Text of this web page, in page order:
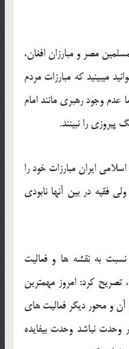
مصر و مبارزان افغان،
می‏بینید که مبارزات مردم
عدم وجود رهبری مانند امام
را نبینند.
ایران مبارزات خود را
فقیه در بین آنها نابودی
به نقشه ها و فعالیت
تصریح کرد: امروز مهم‏ترین
و محور دیگر فعالیت های
نباشد وحدت بی‏فایده